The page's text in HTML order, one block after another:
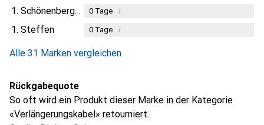
1. Schönenberger 0Tage i
1. Steffen 0Tage i
Alle 31 Marken vergleichen
Rückgabequote
So oft wird ein Produkt dieser Marke in der Kategorie
«Verlängerungskabel» retourniert.